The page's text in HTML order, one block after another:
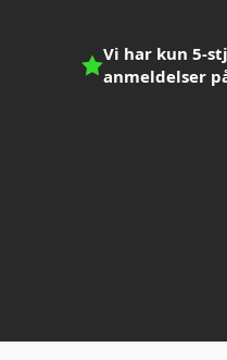
Vi har kun 5-
anmeldelser